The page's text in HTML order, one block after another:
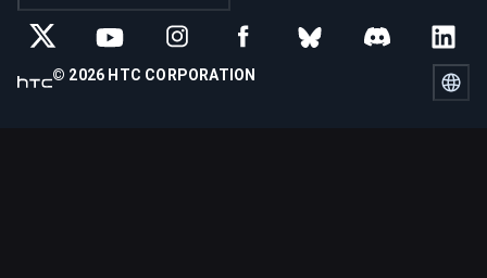
© 2026 HTC CORPORATION